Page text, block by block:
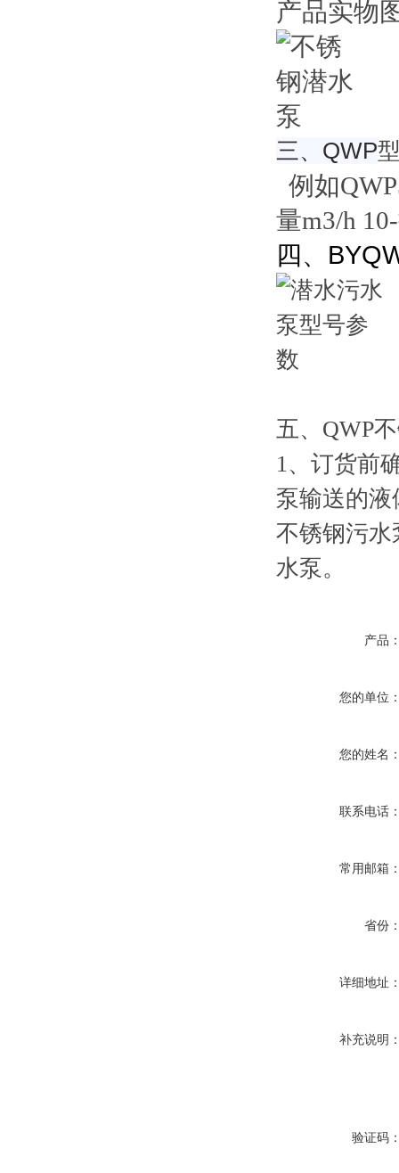
产品实物
三、QWP
例如
量m3/h
四、
五、QWP
1、订货前
泵输送的
不锈钢污水
水泵。
产品
您的单位
您的姓名
联系电话
常用邮箱
省份
详细地址
补充说明
验证码